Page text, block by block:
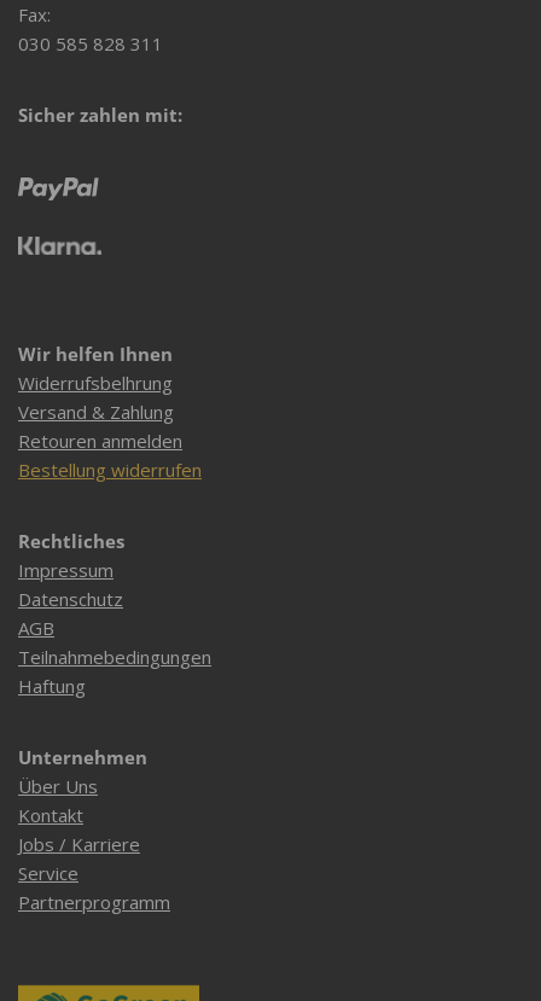
Fax:
030 585 828 311
Sicher zahlen mit:
Wir helfen Ihnen
Widerrufsbelhrung
Versand & Zahlung
Retouren anmelden
Bestellung widerrufen
Rechtliches
Impressum
Datenschutz
AGB
Teilnahmebedingungen
Haftung
Unternehmen
Über Uns
Kontakt
Jobs / Karriere
Service
Partnerprogramm